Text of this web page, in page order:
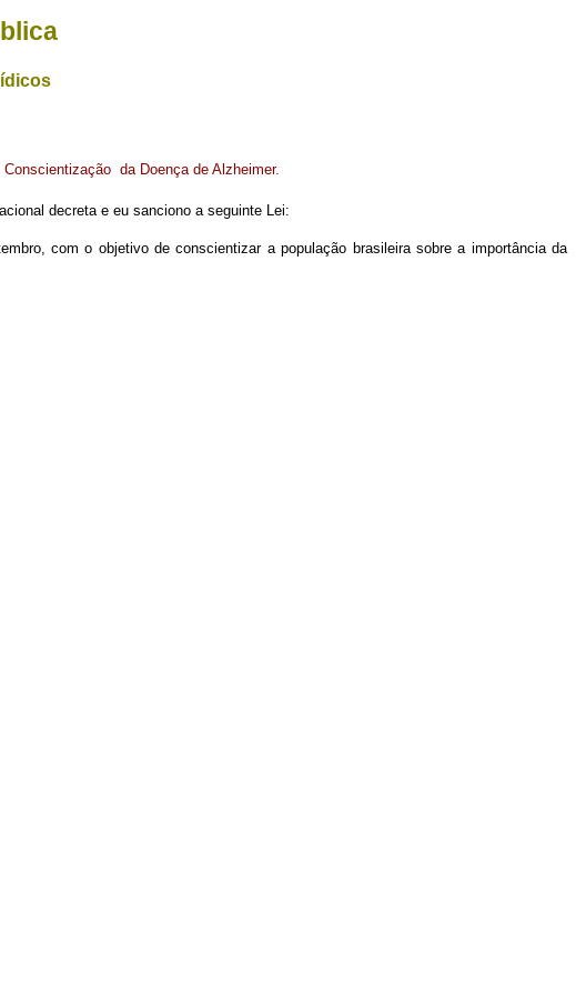
da Doença de Alzheimer.
decreta e eu sanciono a seguinte Lei:
com o objetivo de conscientizar a população brasileira sobre a importância da